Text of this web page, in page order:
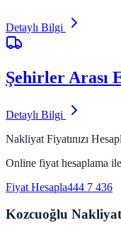
Detaylı Bilgi
Şehirler Arası
Detaylı Bilgi
Nakliyat Fiyatınızı
Online fiyat hesaplama
Fiyat Hesapla444 7 436
Kozcuoğlu Nakliyat